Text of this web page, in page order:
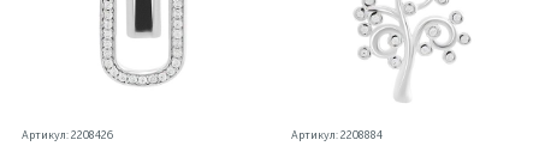
Артикул: 2208426 Артикул: 2208884